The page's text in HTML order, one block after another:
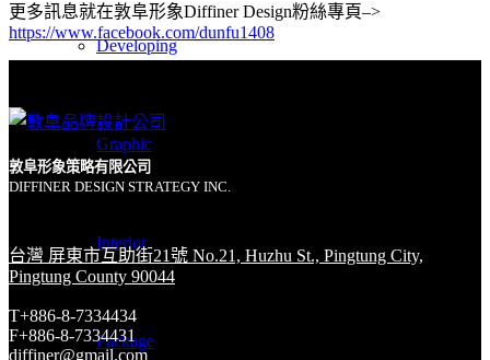
Developing
Graphic
Interior
Package
更多訊息就在敦阜形象Diffiner Design粉絲專頁–>
https://www.facebook.com/dunfu1408
敦阜形象策略有限公司
DIFFINER DESIGN STRATEGY INC.
台灣 屏東市互助街21號 No.21, Huzhu St., Pingtung City,
Pingtung County 90044
T+886-8-7334434
F+886-8-7334431
diffiner@gmail.com